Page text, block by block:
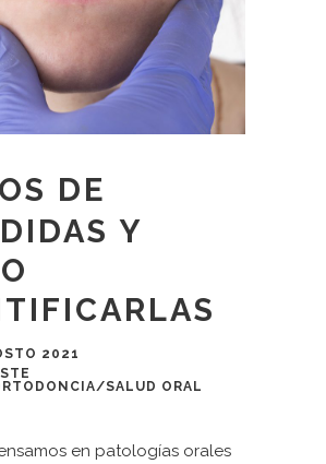
DE
Y
2021
/SALUD ORAL
en patologías orales